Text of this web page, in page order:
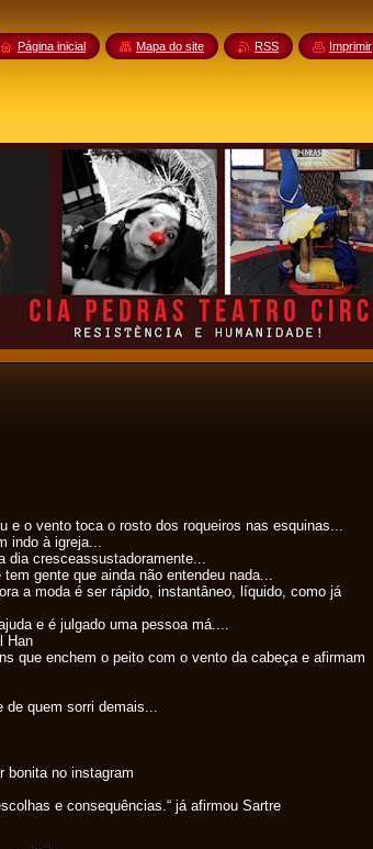
e o vento toca o rosto dos roqueiros nas esquinas...
indo à igreja...
dia cresceassustadoramente...
gente que ainda não entendeu nada...
a moda é ser rápido, instantâneo, líquido, como já
e é julgado uma pessoa má....
Han
que enchem o peito com o vento da cabeça e afirmam
de quem sorri demais...
bonita no instagram
e consequências.“ já afirmou Sartre
Página inicial Mapa do site RSS Imprimir